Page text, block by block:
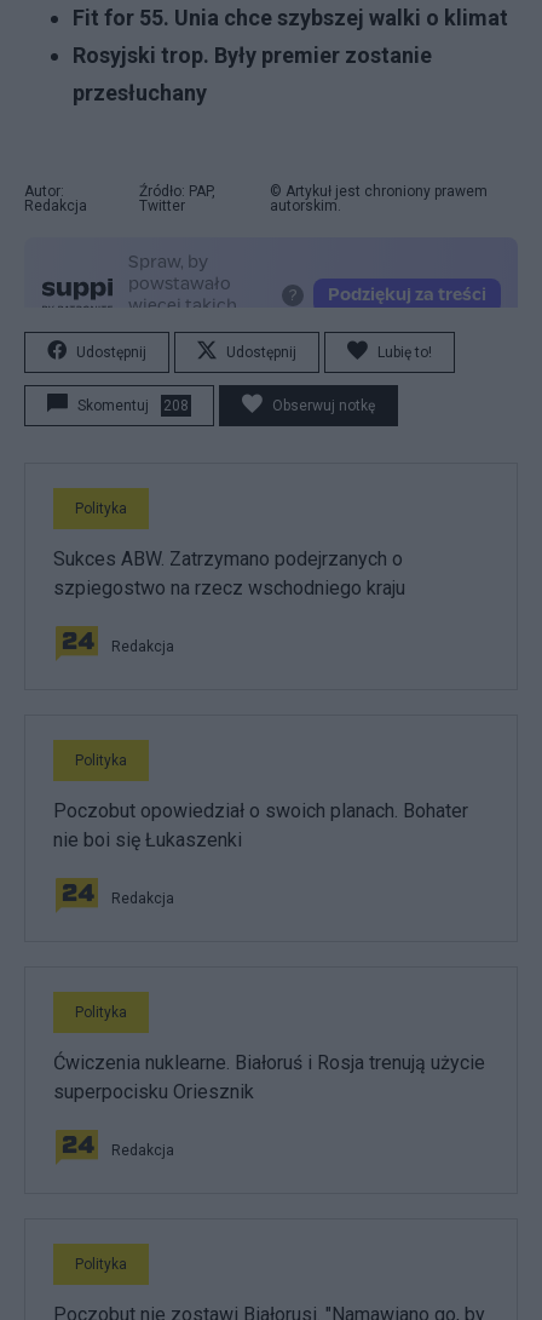
Fit for 55. Unia chce szybszej walki o klimat
Rosyjski trop. Były premier zostanie
przesłuchany
Autor:
Redakcja
Źródło: PAP,
Twitter
© Artykuł jest chroniony prawem
autorskim.
Udostępnij Udostępnij Lubię to!
Skomentuj 208 Obserwuj notkę
Polityka
Sukces ABW. Zatrzymano podejrzanych o
szpiegostwo na rzecz wschodniego kraju
Redakcja
Polityka
Poczobut opowiedział o swoich planach. Bohater
nie boi się Łukaszenki
Redakcja
Polityka
Ćwiczenia nuklearne. Białoruś i Rosja trenują użycie
superpocisku Oriesznik
Redakcja
Polityka
Poczobut nie zostawi Białorusi. "Namawiano go, by